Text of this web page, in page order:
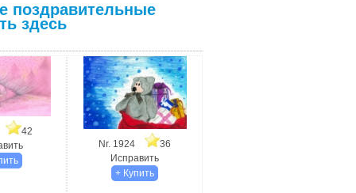
поздравительные
здесь
42
Nr. 1924
36
Исправить